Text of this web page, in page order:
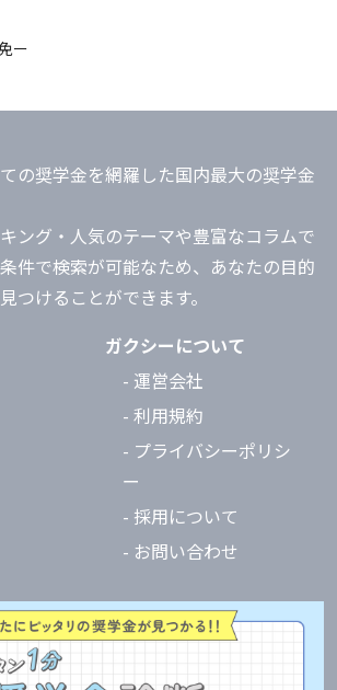
ー
の奨学金を網羅した国内最大の奨学金
ング・人気のテーマや豊富なコラムで
件で検索が可能なため、あなたの目的
つけることができます。
ガクシーについて
- 運営会社
- 利用規約
- プライバシーポリシ
ー
- 採用について
- お問い合わせ